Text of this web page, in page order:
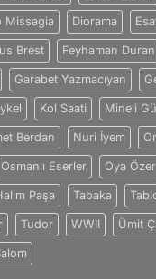
Missagia Diorama
Brest Feyhaman Duran
Garabet Yazmacıyan
Kol Saati Mineli
Berdan Nuri İyem
Osmanlı Eserler Oya Özer
Paşa Tabaka
Tudor WWII Ümit